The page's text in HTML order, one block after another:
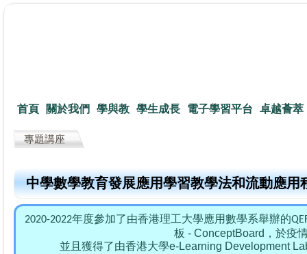
首頁 關於我們 學與教 學生成長 電子學習平台 卓越薈萃
專題講座
中學數學教育發展應用學習教學法和流動應用
2020-2022年度參加了由香港理工大學應用數學系舉辦的
板 - ConceptBoard，於疫
並且獲得了由香港大學e-Learning Development